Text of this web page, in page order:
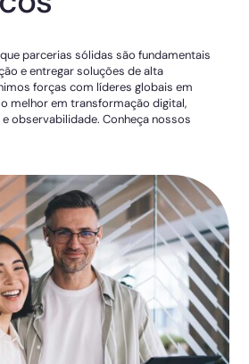
parcerias sólidas são fundamentais
e entregar soluções de alta
forças com líderes globais em
melhor em transformação digital,
observabilidade. Conheça nossos